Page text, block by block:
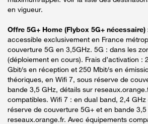
en vigueur.
Offre 5G+ Home (Flybox 5G+ nécessaire)
accessible exclusivement en France
couverture 5G en 3,5GHz. 5G : dans les
(déploiement en cours). Frais d’activation :
Gbit/s en réception et 250 Mbit/s en
théoriques, en Wifi 7, sous réserve de
bande 3,5 GHz, détails sur
compatibles. Wifi 7 : en dual band, 2,4
réserve de couverture 5G+ et en bande
reseaux.orange.fr. Avec équipements